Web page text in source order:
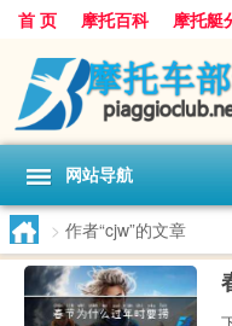
首 页 摩托百科 摩托艇
网站导航
> 作者“cjw”的文章